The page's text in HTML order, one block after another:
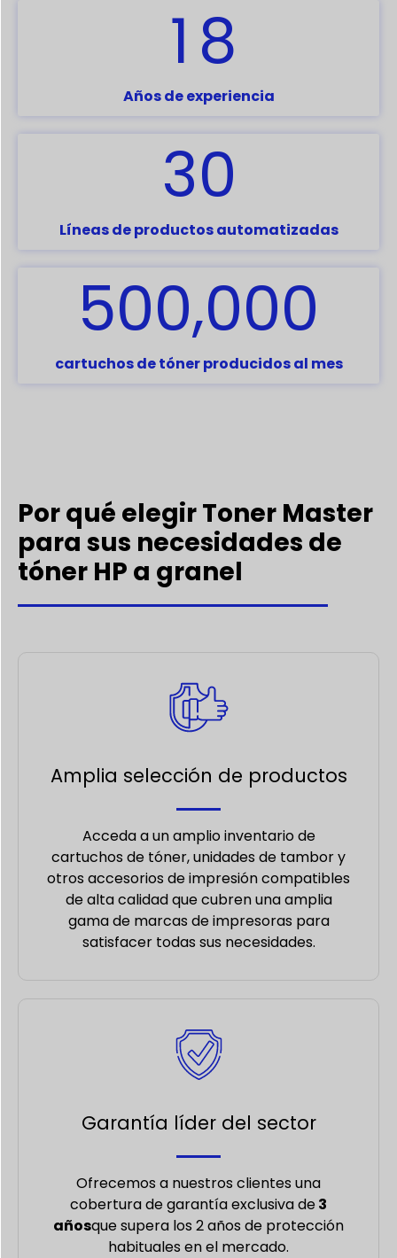
1 8
Años de experiencia
30
Líneas de productos automatizadas
500,000
cartuchos de tóner producidos al mes
Por qué elegir Toner Master
para sus necesidades de
tóner HP a granel
Amplia selección de productos
Acceda a un amplio inventario de
cartuchos de tóner, unidades de tambor y
otros accesorios de impresión compatibles
de alta calidad que cubren una amplia
gama de marcas de impresoras para
satisfacer todas sus necesidades.
Garantía líder del sector
Ofrecemos a nuestros clientes una
cobertura de garantía exclusiva de3
añosque supera los 2 años de protección
habituales en el mercado.